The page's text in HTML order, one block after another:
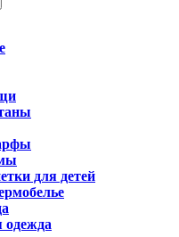
для детей
одежда